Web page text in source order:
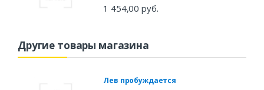
1 454,00 руб.
Другие товары магазина
Лев пробуждается